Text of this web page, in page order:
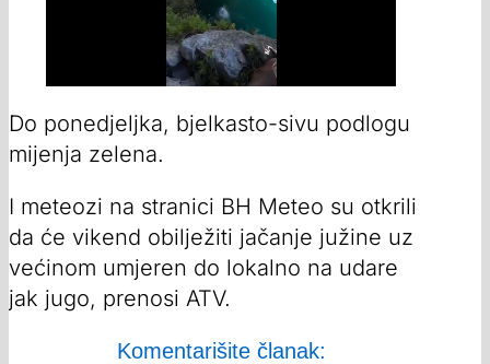
Do ponedjeljka, bjelkasto-sivu podlogu
mijenja zelena.
I meteozi na stranici BH Meteo su otkrili
da će vikend obilježiti jačanje južine uz
većinom umjeren do lokalno na udare
jak jugo, prenosi ATV.
Komentarišite članak: